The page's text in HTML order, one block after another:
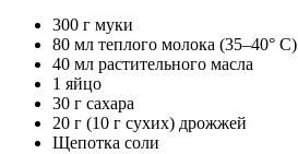
300 г муки
80 мл теплого молока (35–40° С)
40 мл растительного масла
1 яйцо
30 г сахара
20 г (10 г сухих) дрожжей
Щепотка соли